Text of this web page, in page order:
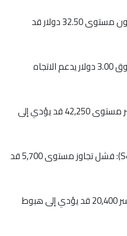
3. الفضة (XAG/USD): تراجع الأسعار دون مستوى 32.50 دولار قد
4. الغاز الطبيعي (NG): بقاء الأسعار فوق 3.00 دولار يدعم الاتجاه
5. مؤشر داو جونز الصناعي (DJIA): كسر مستوى 42,250 قد يؤدي إلى
6. مؤشر ستاندرد أند بورز 500 (S&P 500): فشل تجاوز مستوى 5,700 قد
7. مؤشر ناسداك (NASDAQ): فشل كسر 20,400 قد يؤدي إلى هبوط